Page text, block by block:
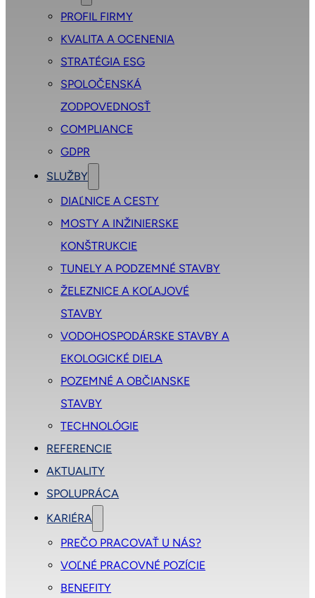
PROFIL FIRMY
KVALITA A OCENENIA
STRATÉGIA ESG
SPOLOČENSKÁ
ZODPOVEDNOSŤ
COMPLIANCE
GDPR
SLUŽBY
DIAĽNICE A CESTY
MOSTY A INŽINIERSKE
KONŠTRUKCIE
TUNELY A PODZEMNÉ STAVBY
ŽELEZNICE A KOĽAJOVÉ
STAVBY
VODOHOSPODÁRSKE STAVBY A
EKOLOGICKÉ DIELA
POZEMNÉ A OBČIANSKE
STAVBY
TECHNOLÓGIE
REFERENCIE
AKTUALITY
SPOLUPRÁCA
KARIÉRA
PREČO PRACOVAŤ U NÁS?
VOĽNÉ PRACOVNÉ POZÍCIE
BENEFITY